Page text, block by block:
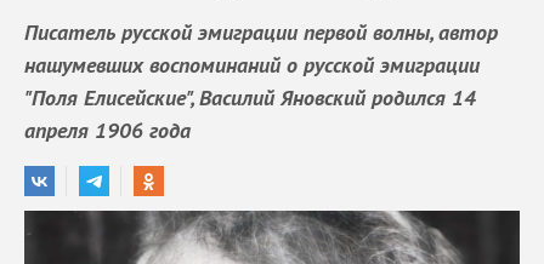
Писатель русской эмиграции первой волны, автор
нашумевших воспоминаний о русской эмиграции
"Поля Елисейские", Василий Яновский родился 14
апреля 1906 года